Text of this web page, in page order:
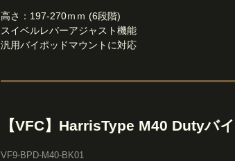
高さ：197-270ｍｍ (6段階)
スイベルレバーアジャスト機能
汎用バイポッドマウントに対応
【VFC】HarrisType M40 Dutyバ
VF9-BPD-M40-BK01